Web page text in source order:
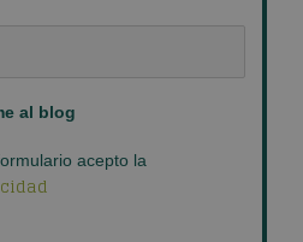
al blog
acepto la